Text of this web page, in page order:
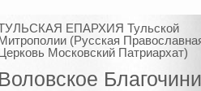
ЕПАРХИЯ Тульской
Митрополии (Русская
Церковь Московский Патриархат)
Воловское